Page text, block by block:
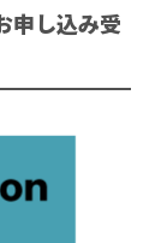
申し込み受